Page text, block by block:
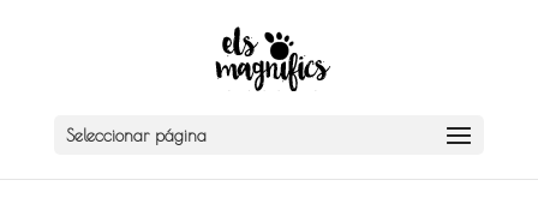
Seleccionar página